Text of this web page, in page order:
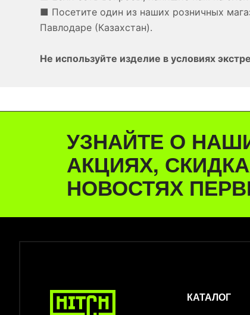
■ Посетите один из наших розничных
Павлодаре (Казахстан).
Не используйте изделие в условиях
УЗНАЙТЕ О
АКЦИЯХ,
НОВОСТЯХ
КАТАЛОГ